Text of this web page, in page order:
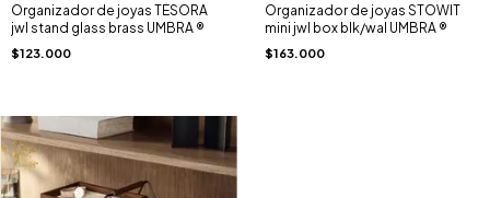
Organizador de joyas TESORA
jwl stand glass brass UMBRA ®
$123.000
Organizador de joyas STOWIT
mini jwl box blk/wal UMBRA ®
$163.000